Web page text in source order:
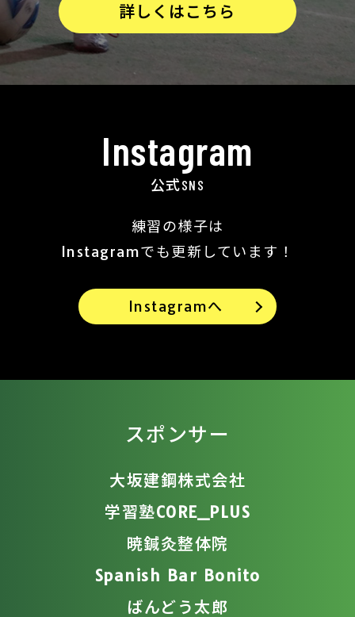
詳しくはこちら
Instagram
公式SNS
練習の様子は
Instagramでも更新しています！
Instagramへ
スポンサー
大坂建鋼株式会社
学習塾CORE_PLUS
暁鍼灸整体院
Spanish Bar Bonito
ばんどう太郎